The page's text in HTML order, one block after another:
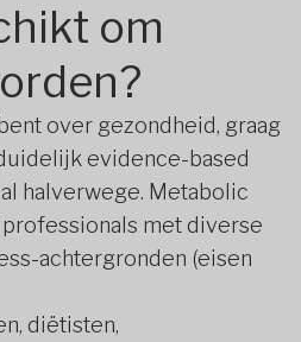
om
over gezondheid, graag
evidence-based
halverwege. Metabolic
met diverse
achtergronden (eisen
diëtisten,